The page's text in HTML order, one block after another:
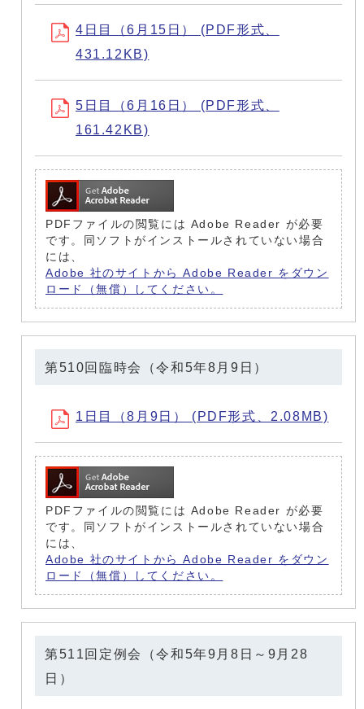
4日目（6月15日） (PDF形式、
431.12KB)
5日目（6月16日） (PDF形式、
161.42KB)
PDFファイルの閲覧には Adobe Reader が必要
です。同ソフトがインストールされていない場合
には、
Adobe 社のサイトから Adobe Reader をダウン
ロード（無償）してください。
第510回臨時会（令和5年8月9日）
1日目（8月9日） (PDF形式、2.08MB)
PDFファイルの閲覧には Adobe Reader が必要
です。同ソフトがインストールされていない場合
には、
Adobe 社のサイトから Adobe Reader をダウン
ロード（無償）してください。
第511回定例会（令和5年9月8日～9月28
日）